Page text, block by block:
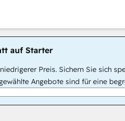
auf Starter
Preis. Sichern Sie sich
Angebote sind für eine